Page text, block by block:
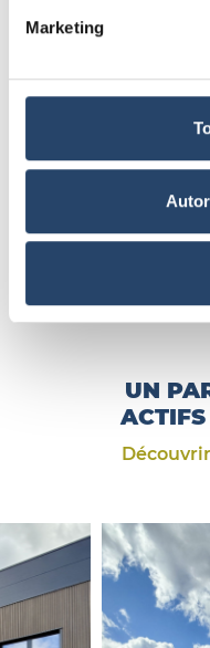
Marketing
UN